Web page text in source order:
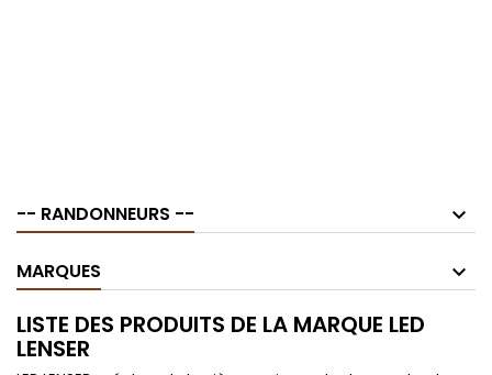
-- RANDONNEURS --
MARQUES
LISTE DES PRODUITS DE LA MARQUE LED
LENSER